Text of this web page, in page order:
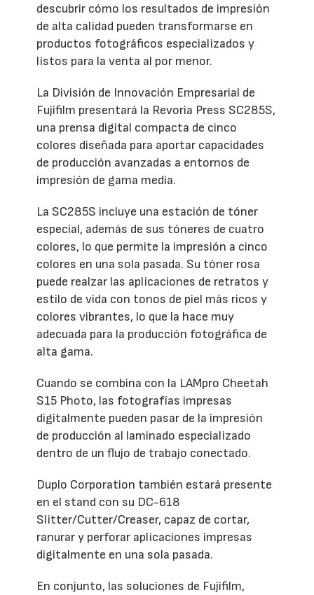
descubrir cómo los resultados de impresión
de alta calidad pueden transformarse en
productos fotográficos especializados y
listos para la venta al por menor.
La División de Innovación Empresarial de
Fujifilm presentará la Revoria Press SC285S,
una prensa digital compacta de cinco
colores diseñada para aportar capacidades
de producción avanzadas a entornos de
impresión de gama media.
La SC285S incluye una estación de tóner
especial, además de sus tóneres de cuatro
colores, lo que permite la impresión a cinco
colores en una sola pasada. Su tóner rosa
puede realzar las aplicaciones de retratos y
estilo de vida con tonos de piel más ricos y
colores vibrantes, lo que la hace muy
adecuada para la producción fotográfica de
alta gama.
Cuando se combina con la LAMpro Cheetah
S15 Photo, las fotografías impresas
digitalmente pueden pasar de la impresión
de producción al laminado especializado
dentro de un flujo de trabajo conectado.
Duplo Corporation también estará presente
en el stand con su DC-618
Slitter/Cutter/Creaser, capaz de cortar,
ranurar y perforar aplicaciones impresas
digitalmente en una sola pasada.
En conjunto, las soluciones de Fujifilm,